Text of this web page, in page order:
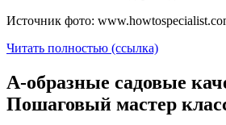
Источник фото:
Читать полностью (ссылка)
А-образные садовые
Пошаговый мастер